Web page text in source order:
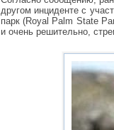
другом инциденте с
парк (Royal Palm State
и очень решительно,